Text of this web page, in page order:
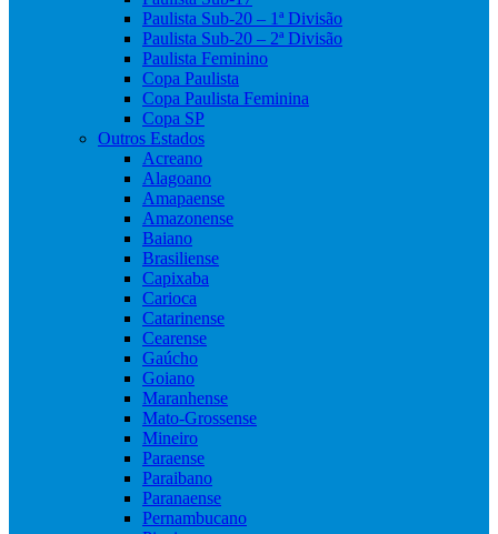
Paulista Sub-20 – 1ª Divisão
Paulista Sub-20 – 2ª Divisão
Paulista Feminino
Copa Paulista
Copa Paulista Feminina
Copa SP
Outros Estados
Acreano
Alagoano
Amapaense
Amazonense
Baiano
Brasiliense
Capixaba
Carioca
Catarinense
Cearense
Gaúcho
Goiano
Maranhense
Mato-Grossense
Mineiro
Paraense
Paraibano
Paranaense
Pernambucano